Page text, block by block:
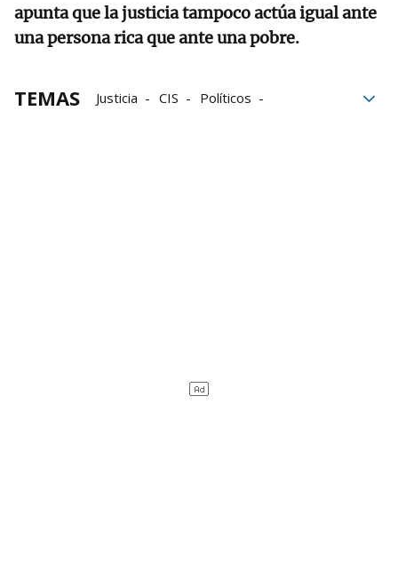
apunta que la justicia tampoco actúa igual ante
una persona rica que ante una pobre.
TEMAS Justicia CIS
Políticos